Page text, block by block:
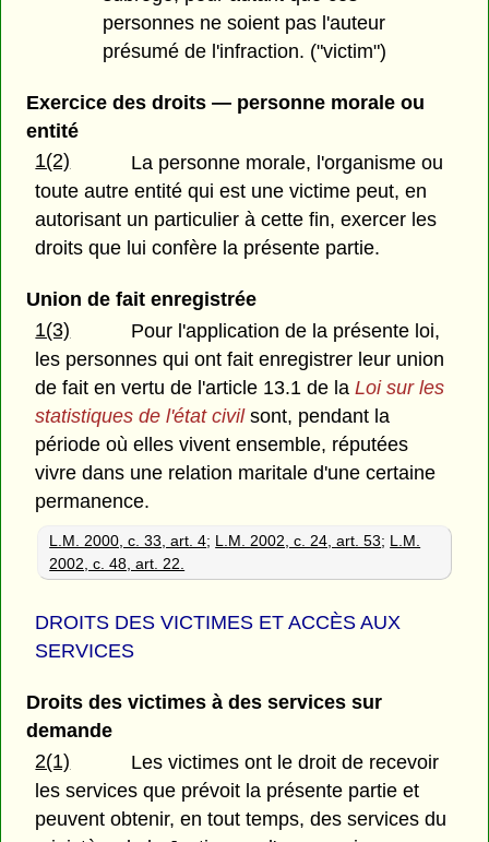
personnes ne soient pas l'auteur
présumé de l'infraction. ("victim")
Exercice des droits — personne morale ou
entité
1(2)
La personne morale, l'organisme ou
toute autre entité qui est une victime peut, en
autorisant un particulier à cette fin, exercer les
droits que lui confère la présente partie.
Union de fait enregistrée
1(3)
Pour l'application de la présente loi,
les personnes qui ont fait enregistrer leur union
de fait en vertu de l'article 13.1 de laLoi sur les
statistiques de l'état civilsont, pendant la
période où elles vivent ensemble, réputées
vivre dans une relation maritale d'une certaine
permanence.
L.M. 2000, c. 33, art. 4; L.M. 2002, c. 24, art. 53; L.M.
2002, c. 48, art. 22.
DROITS DES VICTIMES ET ACCÈS AUX
SERVICES
Droits des victimes à des services sur
demande
2(1)
Les victimes ont le droit de recevoir
les services que prévoit la présente partie et
peuvent obtenir, en tout temps, des services du